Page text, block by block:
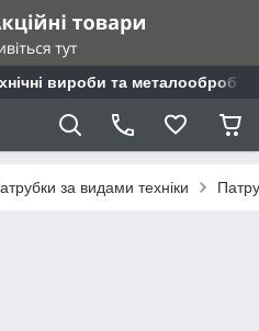
вироби та металообробка
за видами техніки